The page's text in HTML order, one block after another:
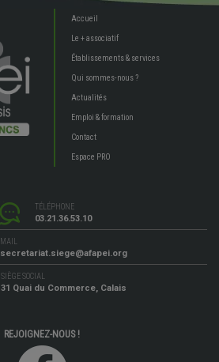
Accueil
Le + associatif
Établissements & services
Qui sommes-nous ?
Actualités
Emploi & formation
Contact
Espace PRO
TÉLÉPHONE
03.21.36.53.10
MAIL
secretariat.siege@afapei.org
SIÈGE SOCIAL
31 Quai du Commerce, Calais
REJOIGNEZ-NOUS !